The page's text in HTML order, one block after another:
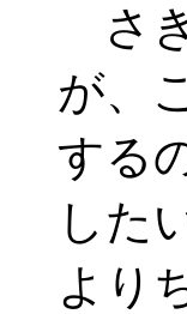
さ
が、
する
した
より